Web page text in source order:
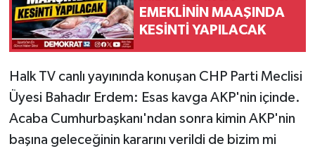
EMEKLİNİN MAAŞINDA
KESİNTİ YAPILACAK
Halk TV canlı yayınında konuşan CHP Parti Meclisi
Üyesi Bahadır Erdem: Esas kavga AKP'nin içinde.
Acaba Cumhurbaşkanı'ndan sonra kimin AKP'nin
başına geleceğinin kararını verildi de bizim mi